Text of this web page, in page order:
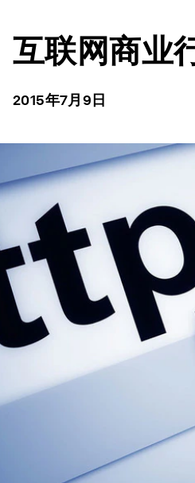
互联网商业
2015年7月9日